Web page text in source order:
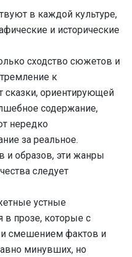
в каждой культуре,
и исторические
сходство сюжетов и
к
сказки, ориентирующей
содержание,
нередко
за реальное.
и образов, эти жанры
следует
устные
в прозе, которые с
смешением фактов и
минувших, но